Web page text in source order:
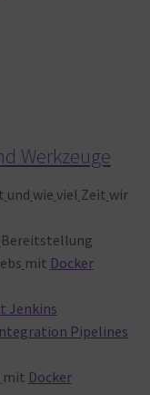
Werkzeuge
und wie viel Zeit wir
Bereitstellung
mit Docker
Jenkins
Pipelines
mit Docker